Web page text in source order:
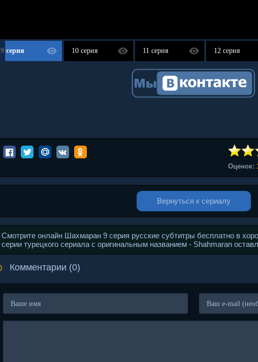
9 серия 10 серия 11 серия 12 серия
Оценок:
Вернуться к сериалу
Смотрите онлайн Шахмаран 9 серия русские субтитры бесплатно в
серии турецкого сериала с оригинальным названием - Shahmaran
Комментарии (0)